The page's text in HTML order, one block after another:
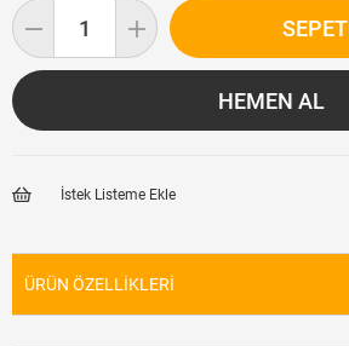
İstek Listeme Ekle
ÜRÜN ÖZELLIKLERI